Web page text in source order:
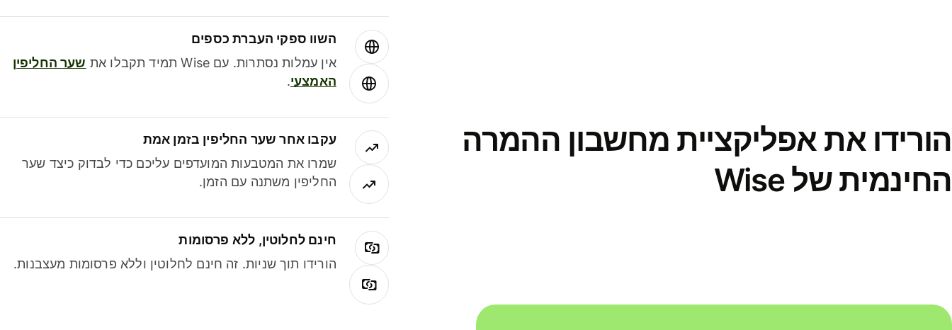
הורידו את אפליקציית מחשבון ההמרה
החינמית של Wise
השוו ספקי העברת כספים
אין עמלות נסתרות. עם Wise תמיד תקבלו את
שער החליפין
האמצעי.
עקבו אחר שער החליפין בזמן אמת
שמרו את המטבעות המועדפים עליכם כדי לבדוק כיצד שער
החליפין משתנה עם הזמן.
חינם לחלוטין, ללא פרסומות
הורידו תוך שניות. זה חינם לחלוטין וללא פרסומות מעצבנות.